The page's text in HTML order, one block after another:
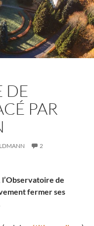
DE
PAR
2
de
fermer ses